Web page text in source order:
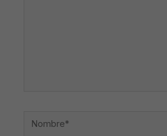
Nombre*